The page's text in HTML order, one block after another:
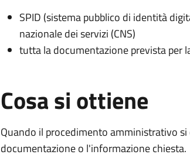
SPID (sistema pubblico di identità
nazionale dei servizi (CNS)
tutta la documentazione prevista per
Cosa si ottiene
Quando il procedimento amministrativo
documentazione o l'informazione chiesta.